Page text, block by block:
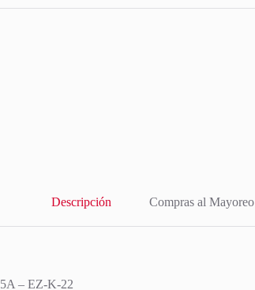
Descripción Compras al Mayoreo
– EZ-K-22